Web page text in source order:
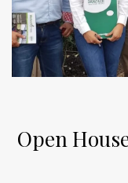
Open